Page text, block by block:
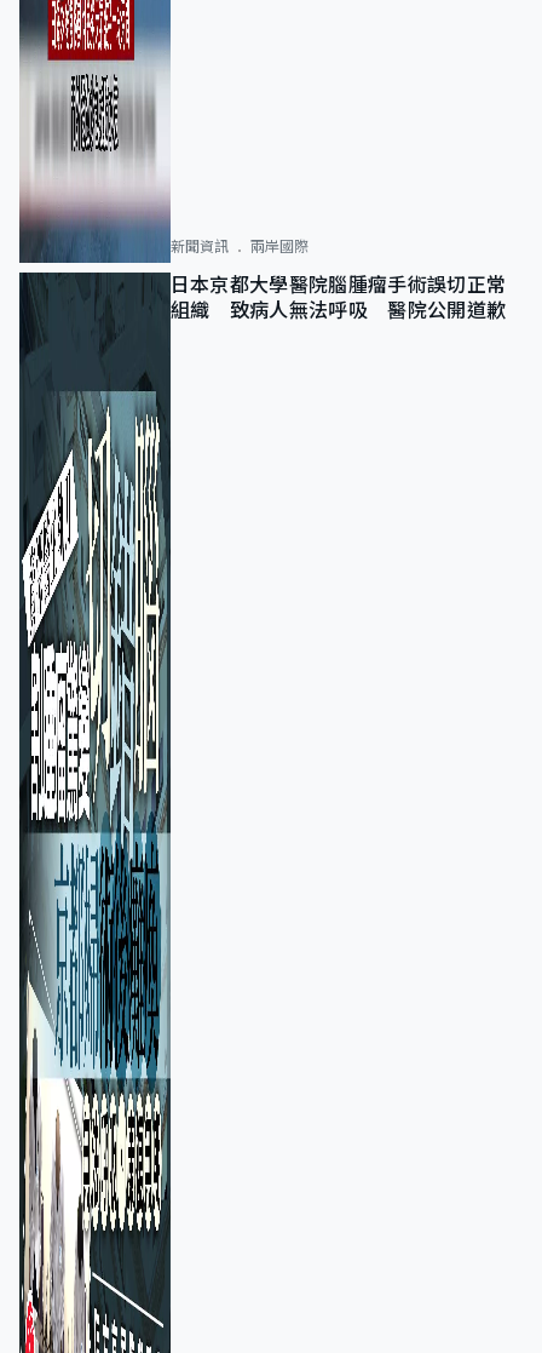
新聞資訊 兩岸國際
日本京都大學醫院腦腫瘤手術誤切正常
組織 致病人無法呼吸 醫院公開道歉